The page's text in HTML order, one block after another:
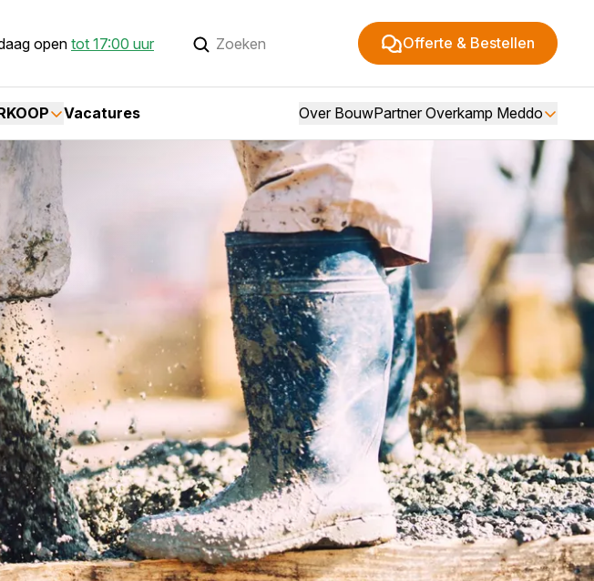
open tot 17:00 uur Offerte & Bestellen
Vacatures Over BouwPartner Overkamp Meddo